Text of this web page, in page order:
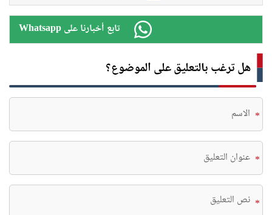
Whatsapp تابع أخبارنا على
هل ترغب بالتعليق على الموضوع؟
*
*
*